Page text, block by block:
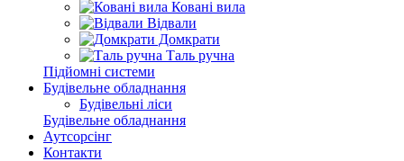
Ковані вила
Відвали
Домкрати
Таль ручна
Підйомні системи
Будівельне обладнання
Будівельні ліси
Будівельне обладнання
Аутсорсінг
Контакти